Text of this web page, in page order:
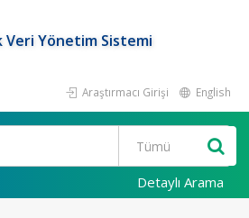
Veri Yönetim Sistemi
Araştırmacı Girişi English
Detaylı Arama